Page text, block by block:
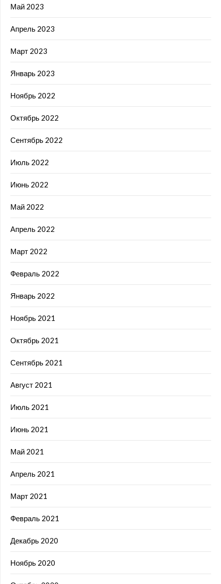
Май 2023
Апрель 2023
Март 2023
Январь 2023
Ноябрь 2022
Октябрь 2022
Сентябрь 2022
Июль 2022
Июнь 2022
Май 2022
Апрель 2022
Март 2022
Февраль 2022
Январь 2022
Ноябрь 2021
Октябрь 2021
Сентябрь 2021
Август 2021
Июль 2021
Июнь 2021
Май 2021
Апрель 2021
Март 2021
Февраль 2021
Декабрь 2020
Ноябрь 2020